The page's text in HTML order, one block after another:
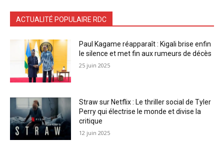
ACTUALITÉ POPULAIRE RDC
Paul Kagame réapparaît : Kigali brise enfin
le silence et met fin aux rumeurs de décès
25 juin 2025
Straw sur Netflix : Le thriller social de Tyler
Perry qui électrise le monde et divise la
critique
12 juin 2025